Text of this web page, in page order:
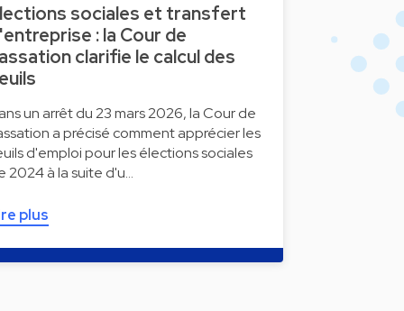
sociales et transfert
: la Cour de
clarifie le calcul des
un arrêt du 23 mars 2026, la Cour de
a précisé comment apprécier les
d'emploi pour les élections sociales
2024 à la suite d'u…
plus